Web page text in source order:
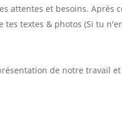
attentes et besoins. Après
textes & photos (Si tu
de notre travail